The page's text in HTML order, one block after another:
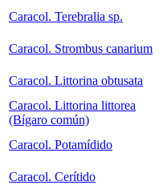
Caracol. Terebralia sp.
Caracol. Strombus canarium
Caracol. Littorina obtusata
Caracol. Littorina littorea
(Bígaro común)
Caracol. Potamídido
Caracol. Cerítido